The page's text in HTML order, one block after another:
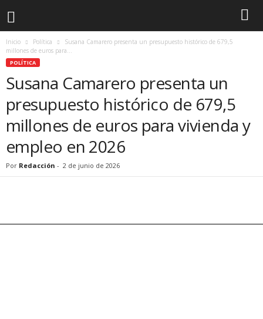
Inicio Política
Susana Camarero presenta un presupuesto histórico de 679,5
millones de euros para...
POLÍTICA
Susana Camarero presenta un
presupuesto histórico de 679,5
millones de euros para vivienda y
empleo en 2026
Por Redacción - 2 de junio de 2026